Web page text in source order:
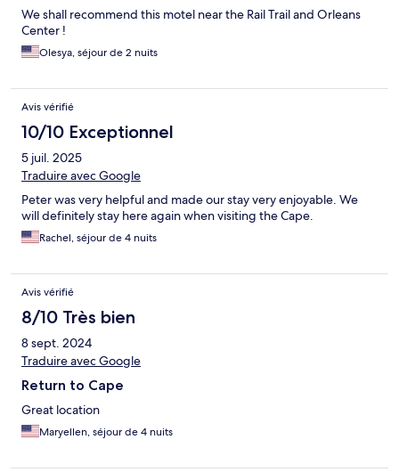
We shall recommend this motel near the Rail Trail and Orleans
Center !
Olesya, séjour de 2 nuits
Avis vérifié
10/10 Exceptionnel
5 juil. 2025
Traduire avec Google
Peter was very helpful and made our stay very enjoyable. We
will definitely stay here again when visiting the Cape.
Rachel, séjour de 4 nuits
Avis vérifié
8/10 Très bien
8 sept. 2024
Traduire avec Google
Return to Cape
Great location
Maryellen, séjour de 4 nuits